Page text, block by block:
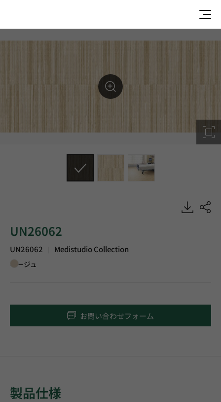
UN26062, Medistudio, Heterogeneous Sheet, HFLOR
UN26062
UN26062 Medistudio Collection
ベージュ
お問い合わせフォーム
製品仕様